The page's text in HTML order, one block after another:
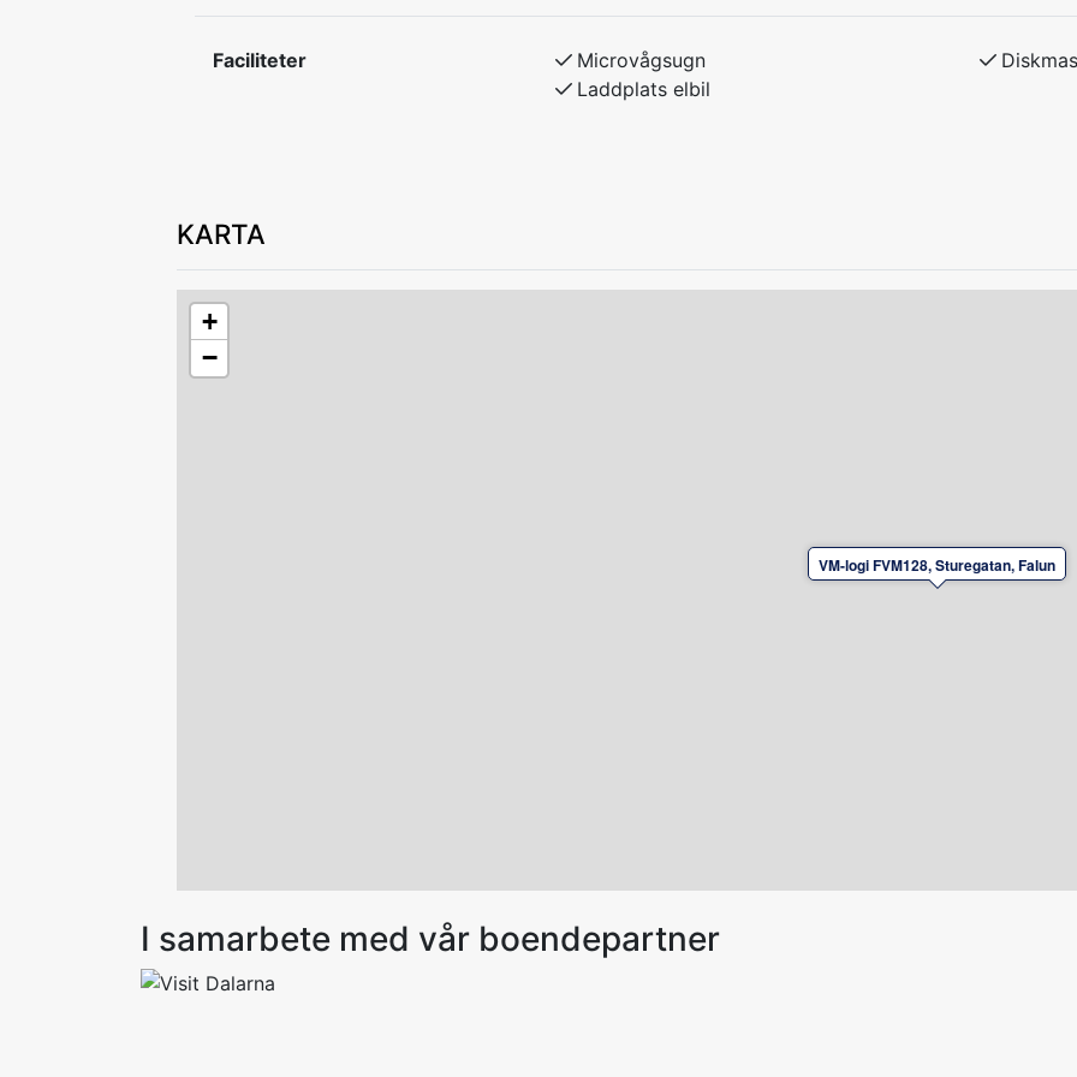
Faciliteter Microvågsugn
Laddplats elbil
KARTA
VM-logi FVM128, Sturegatan, Falun
+
−
I samarbete med vår boendepartner